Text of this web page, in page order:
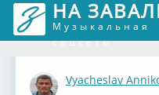
НА
Музыкальная
соцсеть
Vyacheslav